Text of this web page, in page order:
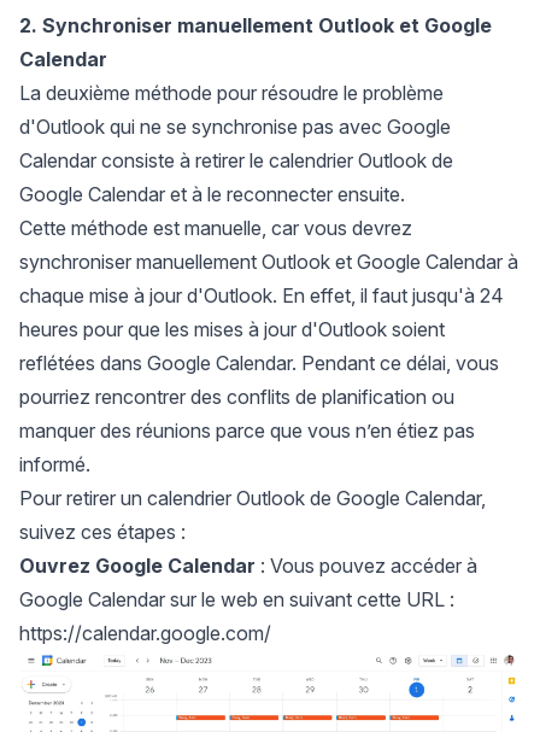
2. Synchroniser manuellement Outlook et Google
Calendar
La deuxième méthode pour résoudre le problème
d'Outlook qui ne se synchronise pas avec Google
Calendar consiste à retirer le calendrier Outlook de
Google Calendar et à le reconnecter ensuite.
Cette méthode est manuelle, car vous devrez
synchroniser manuellement Outlook et Google Calendar à
chaque mise à jour d'Outlook. En effet, il faut jusqu'à 24
heures pour que les mises à jour d'Outlook soient
reflétées dans Google Calendar. Pendant ce délai, vous
pourriez rencontrer des conflits de planification ou
manquer des réunions parce que vous n’en étiez pas
informé.
Pour retirer un calendrier Outlook de Google Calendar,
suivez ces étapes :
Ouvrez Google Calendar : Vous pouvez accéder à
Google Calendar sur le web en suivant cette URL :
https://calendar.google.com/